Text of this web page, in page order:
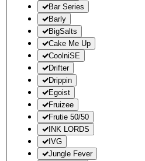
Bar Series
Barly
BigSalts
Cake Me Up
CoolniSE
Drifter
Drippin
Egoist
Fruizee
Frutie 50/50
INK LORDS
IVG
Jungle Fever